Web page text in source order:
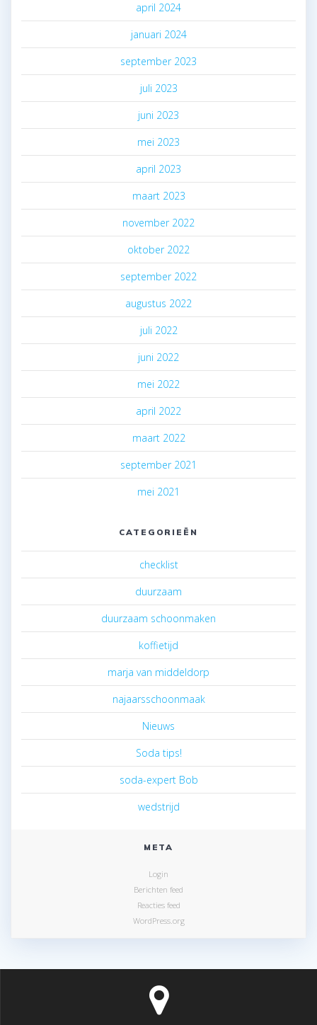
april 2024
januari 2024
september 2023
juli 2023
juni 2023
mei 2023
april 2023
maart 2023
november 2022
oktober 2022
september 2022
augustus 2022
juli 2022
juni 2022
mei 2022
april 2022
maart 2022
september 2021
mei 2021
CATEGORIEËN
checklist
duurzaam
duurzaam schoonmaken
koffietijd
marja van middeldorp
najaarsschoonmaak
Nieuws
Soda tips!
soda-expert Bob
wedstrijd
META
Login
Berichten feed
Reacties feed
WordPress.org